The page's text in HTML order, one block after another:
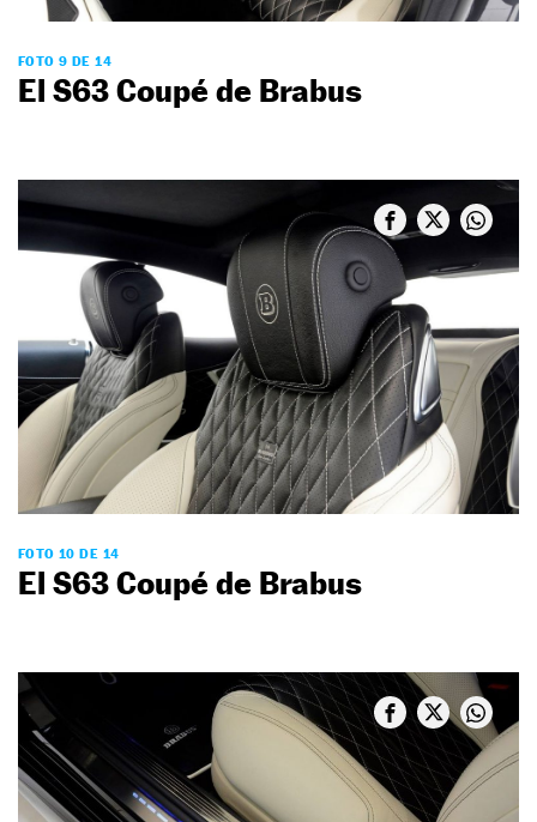
FOTO 9 DE 14
El S63 Coupé de Brabus
FOTO 10 DE 14
El S63 Coupé de Brabus